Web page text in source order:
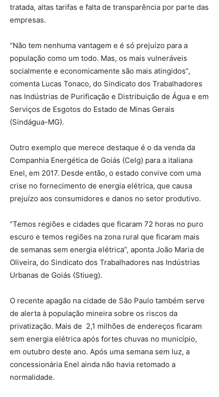
tratada, altas tarifas e falta de transparência por parte das
empresas.
“Não tem nenhuma vantagem e é só prejuízo para a
população como um todo. Mas, os mais vulneráveis
socialmente e economicamente são mais atingidos”,
comenta Lucas Tonaco, do Sindicato dos Trabalhadores
nas Indústrias de Purificação e Distribuição de Água e em
Serviços de Esgotos do Estado de Minas Gerais
(Sindágua-MG).
Outro exemplo que merece destaque é o da venda da
Companhia Energética de Goiás (Celg) para a italiana
Enel, em 2017. Desde então, o estado convive com uma
crise no fornecimento de energia elétrica, que causa
prejuízo aos consumidores e danos no setor produtivo.
“Temos regiões e cidades que ficaram 72 horas no puro
escuro e temos regiões na zona rural que ficaram mais
de semanas sem energia elétrica”, aponta João Maria de
Oliveira, do Sindicato dos Trabalhadores nas Indústrias
Urbanas de Goiás (Stiueg).
O recente apagão na cidade de São Paulo também serve
de alerta à população mineira sobre os riscos da
privatização. Mais de 2,1 milhões de endereços ficaram
sem energia elétrica após fortes chuvas no município,
em outubro deste ano. Após uma semana sem luz, a
concessionária Enel ainda não havia retomado a
normalidade.